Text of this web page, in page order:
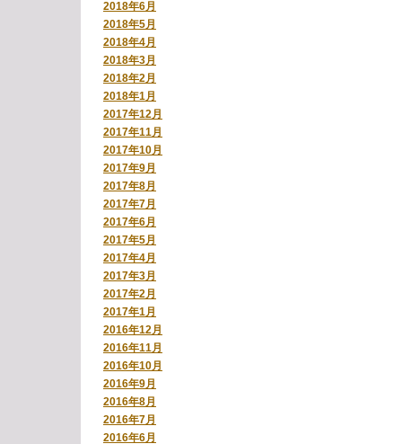
2018年6月
2018年5月
2018年4月
2018年3月
2018年2月
2018年1月
2017年12月
2017年11月
2017年10月
2017年9月
2017年8月
2017年7月
2017年6月
2017年5月
2017年4月
2017年3月
2017年2月
2017年1月
2016年12月
2016年11月
2016年10月
2016年9月
2016年8月
2016年7月
2016年6月